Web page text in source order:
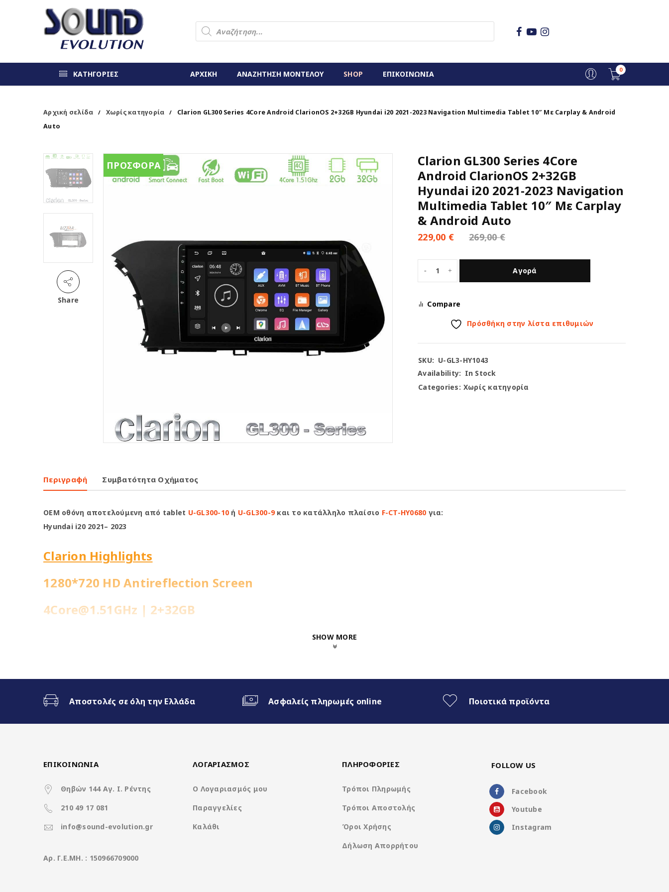
ΚΑΤΗΓΟΡΙΕΣ ΑΡΧΙΚΗ ΑΝΑΖΗΤΗΣΗ ΜΟΝΤΕΛΟΥ SHOP ΕΠΙΚΟΙΝΩΝΙΑ 0
Αρχική σελίδα / Χωρίς κατηγορία /
Clarion GL300 Series 4Core Android ClarionOS 2+32GB Hyundai i20 2021-2023 Navigation Multimedia Tablet 10″ Με Carplay & Android
Auto
Share
ΠΡΟΣΦΟΡΑ
Clarion GL300 Series 4Core
Android ClarionOS 2+32GB
Hyundai i20 2021-2023 Navigation
Multimedia Tablet 10″ Με Carplay
& Android Auto
269,00€
229,00 €
Αγορά
Compare
Πρόσθήκη στην λίστα επιθυμιών
SKU: U-GL3-HY1043
Availability: In Stock
Categories: Χωρίς κατηγορία
Περιγραφή Συμβατότητα Οχήματος
OEM οθόνη αποτελούμενη από tablet U-GL300-10 ή U-GL300-9και το κατάλληλο πλαίσιο F-CT-HY0680 για:
Hyundai i20 2021– 2023
Clarion Highlights
1280*720 HD Antireflection Screen
4Core@1.51GHz | 2+32GB
Ασύρματο CarPlay & Ασύρματο Android Auto
Χαρακτηριστικά
Operation System
Rockchip RK3066 4Core A35 @ 1.5Ghz
SHOW MORE
Αποστολές σε όλη την Ελλάδα Ασφαλείς πληρωμές online Ποιοτικά προϊόντα
ΕΠΙΚΟΙΝΩΝΙΑ
Θηβών 144 Αγ. Ι. Ρέντης
210 49 17 081
info@sound-evolution.gr
Aρ. Γ.Ε.ΜΗ. : 150966709000
ΛΟΓΑΡΙΑΣΜΟΣ
Ο Λογαριασμός μου
Παραγγελίες
Καλάθι
ΠΛΗΡΟΦΟΡΙΕΣ
Τρόποι Πληρωμής
Τρόποι Αποστολής
Όροι Χρήσης
Δήλωση Απορρήτου
FOLLOW US
Facebook
Youtube
Instagram